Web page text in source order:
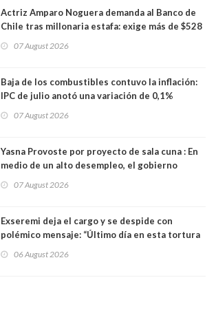
Actriz Amparo Noguera demanda al Banco de
Chile tras millonaria estafa: exige más de $528
07 August 2026
Baja de los combustibles contuvo la inflación:
IPC de julio anotó una variación de 0,1%
07 August 2026
Yasna Provoste por proyecto de sala cuna : En
medio de un alto desempleo, el gobierno
07 August 2026
Exseremi deja el cargo y se despide con
polémico mensaje: “Último día en esta tortura
06 August 2026